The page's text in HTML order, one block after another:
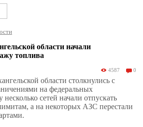
области начали
топлива
4587 0
области столкнулись с
на федеральных
несколько сетей начали отпускать
а на некоторых АЗС перестали